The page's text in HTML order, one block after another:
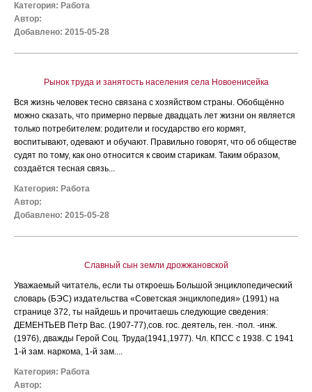
Категория: Работа
Автор:
Добавлено: 2015-05-28
Рынок труда и занятость населения села Новоенисейка
Вся жизнь человек тесно связана с хозяйством страны. Обобщённо
можно сказать, что примерно первые двадцать лет жизни он является
только потребителем: родители и государство его кормят,
воспитывают, одевают и обучают. Правильно говорят, что об обществе
судят по тому, как оно относится к своим старикам. Таким образом,
создаётся тесная связь...
Категория: Работа
Автор:
Добавлено: 2015-05-28
Славный сын земли дрожжановской
Уважаемый читатель, если ты откроешь Большой энциклопедический
словарь (БЭС) издательства «Советская энциклопедия» (1991) на
странице 372, ты найдешь и прочитаешь следующие сведения:
ДЕМЕНТЬЕВ Петр Вас. (1907-77),сов. гос. деятель, ген. -пол. -инж.
(1976), дважды Герой Соц. Труда(1941,1977). Чл. КПСС с 1938. С 1941
1-й зам. наркома, 1-й зам....
Категория: Работа
Автор: